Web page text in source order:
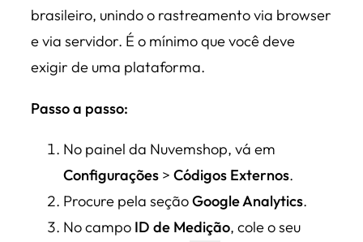
brasileiro, unindo o rastreamento via browser
e via servidor. É o mínimo que você deve
exigir de uma plataforma.
Passo a passo:
No painel da Nuvemshop, vá em
Configurações > Códigos Externos.
Procure pela seçãoGoogle Analytics.
No campo ID de Medição, cole o seu